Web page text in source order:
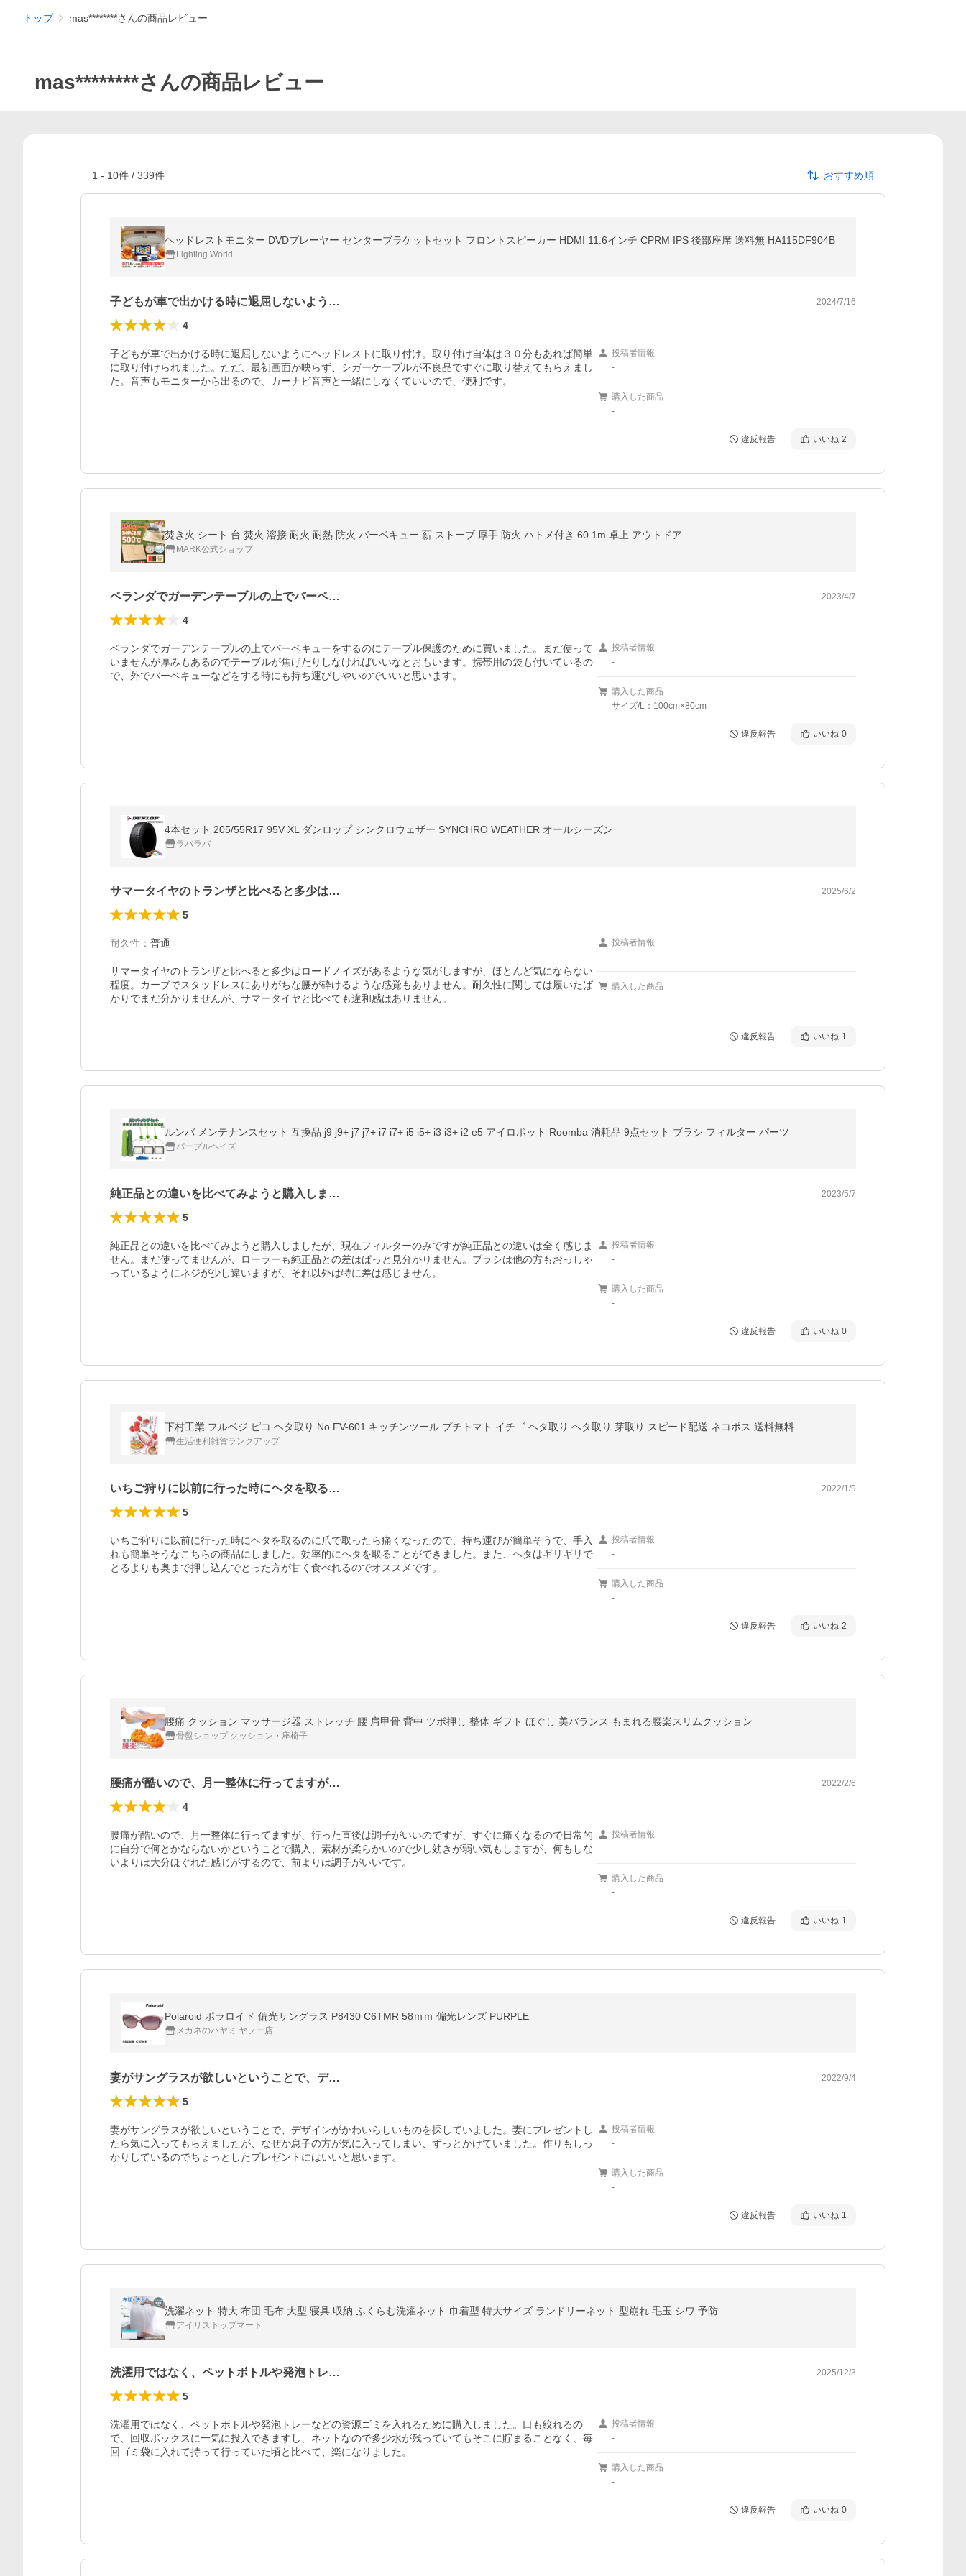
トップ mas********さんの商品レビュー
mas********さんの商品レビュー
1 - 10件 / 339件 おすすめ順
ヘッドレストモニター DVDプレーヤー センターブラケットセット フロントスピーカー HDMI 11.6インチ CPRM IPS 後部座席 送料無 HA115DF904B
Lighting World
子どもが車で出かける時に退屈しないよう… 2024/7/16
4
子どもが車で出かける時に退屈しないようにヘッドレストに取り付け。取り付け自体は３０分もあれば簡単
に取り付けられました。ただ、最初画面が映らず、シガーケーブルが不良品ですぐに取り替えてもらえまし
た。音声もモニターから出るので、カーナビ音声と一緒にしなくていいので、便利です。
投稿者情報
-
購入した商品
-
違反報告 いいね 2
焚き火 シート 台 焚火 溶接 耐火 耐熱 防火 バーベキュー 薪 ストーブ 厚手 防火 ハトメ付き 60 1m 卓上 アウトドア
MARK公式ショップ
ベランダでガーデンテーブルの上でバーベ… 2023/4/7
4
ベランダでガーデンテーブルの上でバーベキューをするのにテーブル保護のために買いました。まだ使って
いませんが厚みもあるのでテーブルが焦げたりしなければいいなとおもいます。携帯用の袋も付いているの
で、外でバーベキューなどをする時にも持ち運びしやいのでいいと思います。
投稿者情報
-
購入した商品
サイズ/L：100cm×80cm
違反報告 いいね 0
4本セット 205/55R17 95V XL ダンロップ シンクロウェザー SYNCHRO WEATHER オールシーズン
ラバラバ
サマータイヤのトランザと比べると多少は… 2025/6/2
5
耐久性 ： 普通
サマータイヤのトランザと比べると多少はロードノイズがあるような気がしますが、ほとんど気にならない
程度。カーブでスタッドレスにありがちな腰が砕けるような感覚もありません。耐久性に関しては履いたば
かりでまだ分かりませんが、サマータイヤと比べても違和感はありません。
投稿者情報
-
購入した商品
-
違反報告 いいね 1
ルンバ メンテナンスセット 互換品 j9 j9+ j7 j7+ i7 i7+ i5 i5+ i3 i3+ i2 e5 アイロボット Roomba 消耗品 9点セット ブラシ フィルター パーツ
パープルヘイズ
純正品との違いを比べてみようと購入しま… 2023/5/7
5
純正品との違いを比べてみようと購入しましたが、現在フィルターのみですが純正品との違いは全く感じま
せん。まだ使ってませんが、ローラーも純正品との差はぱっと見分かりません。ブラシは他の方もおっしゃ
っているようにネジが少し違いますが、それ以外は特に差は感じません。
投稿者情報
-
購入した商品
-
違反報告 いいね 0
下村工業 フルベジ ピコ ヘタ取り No.FV-601 キッチンツール プチトマト イチゴ ヘタ取り ヘタ取り 芽取り スピード配送 ネコポス 送料無料
生活便利雑貨ランクアップ
いちご狩りに以前に行った時にヘタを取る… 2022/1/9
5
いちご狩りに以前に行った時にヘタを取るのに爪で取ったら痛くなったので、持ち運びが簡単そうで、手入
れも簡単そうなこちらの商品にしました。効率的にヘタを取ることができました。また、ヘタはギリギリで
とるよりも奥まで押し込んでとった方が甘く食べれるのでオススメです。
投稿者情報
-
購入した商品
-
違反報告 いいね 2
腰痛 クッション マッサージ器 ストレッチ 腰 肩甲骨 背中 ツボ押し 整体 ギフト ほぐし 美バランス もまれる腰楽スリムクッション
骨盤ショップ クッション・座椅子
腰痛が酷いので、月一整体に行ってますが… 2022/2/6
4
腰痛が酷いので、月一整体に行ってますが、行った直後は調子がいいのですが、すぐに痛くなるので日常的
に自分で何とかならないかということで購入、素材が柔らかいので少し効きが弱い気もしますが、何もしな
いよりは大分ほぐれた感じがするので、前よりは調子がいいです。
投稿者情報
-
購入した商品
-
違反報告 いいね 1
Polaroid ポラロイド 偏光サングラス P8430 C6TMR 58ｍｍ 偏光レンズ PURPLE
メガネのハヤミ ヤフー店
妻がサングラスが欲しいということで、デ… 2022/9/4
5
妻がサングラスが欲しいということで、デザインがかわいらしいものを探していました。妻にプレゼントし
たら気に入ってもらえましたが、なぜか息子の方が気に入ってしまい、ずっとかけていました。作りもしっ
かりしているのでちょっとしたプレゼントにはいいと思います。
投稿者情報
-
購入した商品
-
違反報告 いいね 1
洗濯ネット 特大 布団 毛布 大型 寝具 収納 ふくらむ洗濯ネット 巾着型 特大サイズ ランドリーネット 型崩れ 毛玉 シワ 予防
アイリストップマート
洗濯用ではなく、ペットボトルや発泡トレ… 2025/12/3
5
洗濯用ではなく、ペットボトルや発泡トレーなどの資源ゴミを入れるために購入しました。口も絞れるの
で、回収ボックスに一気に投入できますし、ネットなので多少水が残っていてもそこに貯まることなく、毎
回ゴミ袋に入れて持って行っていた頃と比べて、楽になりました。
投稿者情報
-
購入した商品
-
違反報告 いいね 0